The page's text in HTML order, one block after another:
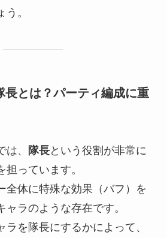
。
長とは？パーティ編成に重
は、 隊長という役割が非常に
っています。
全体に特殊な効果（バフ）を
ラのような存在です。
ラを隊長にするかによって、